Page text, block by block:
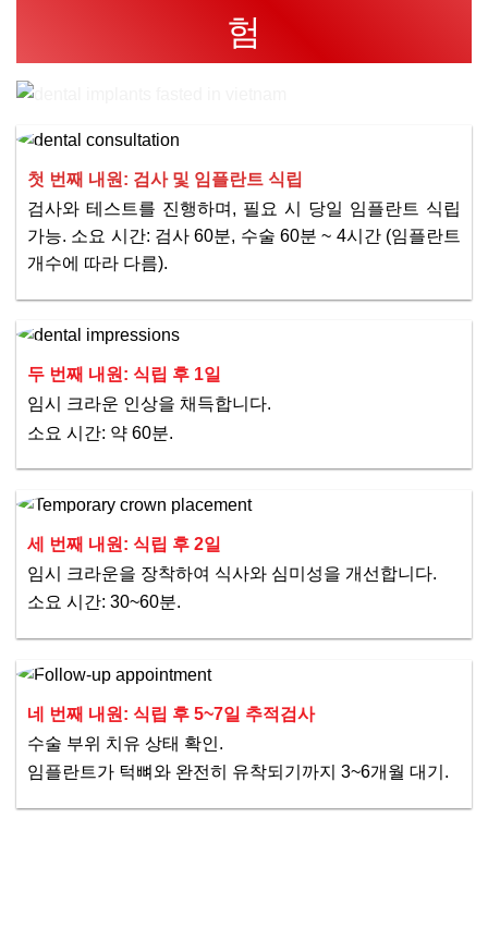
험
첫 번째 내원: 검사 및 임플란트 식립
검사와 테스트를 진행하며, 필요 시 당일 임플란트 식립
가능. 소요 시간: 검사 60분, 수술 60분 ~ 4시간 (임플란트
개수에 따라 다름).
두 번째 내원: 식립 후 1일
임시 크라운 인상을 채득합니다.
소요 시간: 약 60분.
세 번째 내원: 식립 후 2일
임시 크라운을 장착하여 식사와 심미성을 개선합니다.
소요 시간: 30~60분.
네 번째 내원: 식립 후 5~7일 추적검사
수술 부위 치유 상태 확인.
임플란트가 턱뼈와 완전히 유착되기까지 3~6개월 대기.